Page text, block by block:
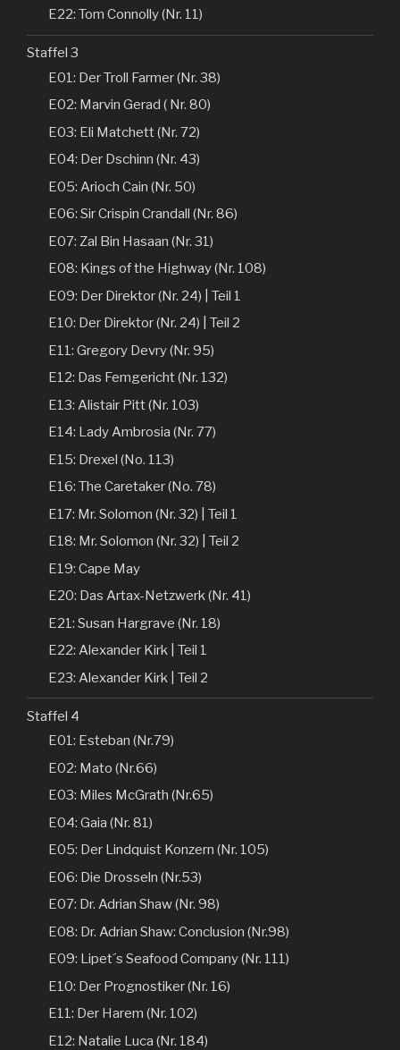
E22: Tom Connolly (Nr. 11)
Staffel 3
E01: Der Troll Farmer (Nr. 38)
E02: Marvin Gerad ( Nr. 80)
E03: Eli Matchett (Nr. 72)
E04: Der Dschinn (Nr. 43)
E05: Arioch Cain (Nr. 50)
E06: Sir Crispin Crandall (Nr. 86)
E07: Zal Bin Hasaan (Nr. 31)
E08: Kings of the Highway (Nr. 108)
E09: Der Direktor (Nr. 24) | Teil 1
E10: Der Direktor (Nr. 24) | Teil 2
E11: Gregory Devry (Nr. 95)
E12: Das Femgericht (Nr. 132)
E13: Alistair Pitt (Nr. 103)
E14: Lady Ambrosia (Nr. 77)
E15: Drexel (No. 113)
E16: The Caretaker (No. 78)
E17: Mr. Solomon (Nr. 32) | Teil 1
E18: Mr. Solomon (Nr. 32) | Teil 2
E19: Cape May
E20: Das Artax-Netzwerk (Nr. 41)
E21: Susan Hargrave (Nr. 18)
E22: Alexander Kirk | Teil 1
E23: Alexander Kirk | Teil 2
Staffel 4
E01: Esteban (Nr.79)
E02: Mato (Nr.66)
E03: Miles McGrath (Nr.65)
E04: Gaia (Nr. 81)
E05: Der Lindquist Konzern (Nr. 105)
E06: Die Drosseln (Nr.53)
E07: Dr. Adrian Shaw (Nr. 98)
E08: Dr. Adrian Shaw: Conclusion (Nr.98)
E09: Lipet´s Seafood Company (Nr. 111)
E10: Der Prognostiker (Nr. 16)
E11: Der Harem (Nr. 102)
E12: Natalie Luca (Nr. 184)